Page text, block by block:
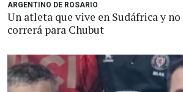
ARGENTINO DE ROSARIO
Un atleta que vive en Sudáfrica y
correrá para Chubut